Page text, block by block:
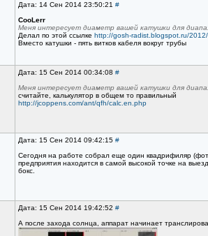
Дата: 14 Сен 2014 23:50:21 #
CooLerr
Меня интересует диаметр вашей катушки для
Делал по этой ссылке http://gosh-radist.blogspot.ru/
Вместо катушки - пять витков кабеля вокруг трубы
Дата: 15 Сен 2014 00:34:08 #
Меня интересует диаметр вашей катушки для
считайте, калькулятор в общем то правильный
http://jcoppens.com/ant/qfh/calc.en.php
Дата: 15 Сен 2014 09:42:15 #
Сегодня на работе собрал еще один квадрифиляр
предприятия находится в самой высокой точке на
бокс.
Дата: 15 Сен 2014 19:42:52 #
А после захода солнца, аппарат начинает